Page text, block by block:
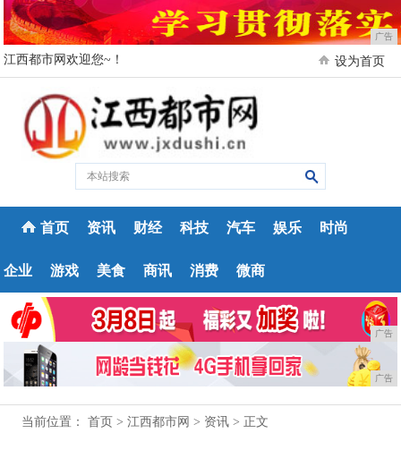
广告
江西都市网欢迎您~！ 设为首页
首页 资讯 财经 科技 汽车 娱乐 时尚
企业 游戏 美食 商讯 消费 微商
广告
广告
当前位置：首页 >江西都市网 > 资讯 > 正文